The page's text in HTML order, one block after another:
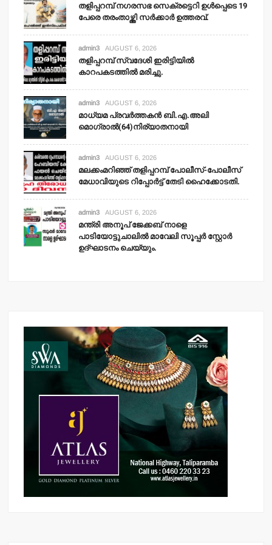
തളിപ്പറമ്പ് നഗരസഭ സെക്രട്ടെറി ഉള്‍പ്പെടെ 19
പേരെ തരംതാഴ്ത്തി സര്‍ക്കാര്‍ ഉത്തരവ്.
admin3 AUGUST 6, 2026
തളിപ്പറമ്പ് സ്വദേശി ഇരിട്ടിയില്‍
കാറപകടത്തില്‍ മരിച്ചു.
admin3 AUGUST 6, 2026
മാധ്യമ പ്രവര്‍ത്തകന്‍ ബി.എ.അലി
മൊഗ്രാല്‍(64)നിര്യാതനായി
admin3 AUGUST 6, 2026
മലക്കംമറിഞ്ഞ് തളിപ്പറമ്പ് പോലീസ്-പോലീസ്
മേധാവിയുടെ റിപ്പോര്‍ട്ട് തേടി ഹൈക്കോടതി.
admin3 AUGUST 6, 2026
മന്ത്രി അനൂപ് ജേക്കബ് നാളെ
പാടിയോട്ടുചാലില്‍ മാവേലി സൂപ്പര്‍ സ്റ്റോര്‍
ഉദ്ഘാടനം ചെയ്യും.